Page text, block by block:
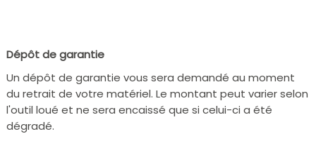
Dépôt de garantie
Un dépôt de garantie vous sera demandé au moment
du retrait de votre matériel. Le montant peut varier selon
l'outil loué et ne sera encaissé que si celui-ci a été
dégradé.